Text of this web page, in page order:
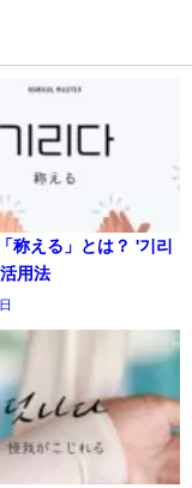
称える」とは？ '기리
用法